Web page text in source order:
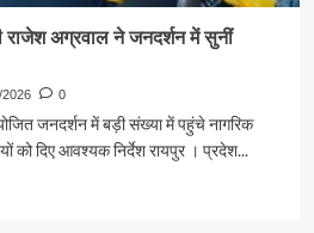
राजेश अग्रवाल ने जनदर्शन में सुनीं
0
जनदर्शन में बड़ी संख्या में पहुंचे नागरिक
को दिए आवश्यक निर्देश रायपुर । प्रदेश...